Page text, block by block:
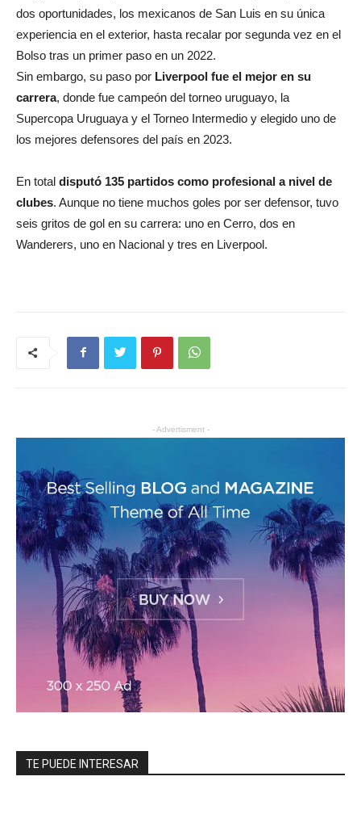
dos oportunidades, los mexicanos de San Luis en su única
experiencia en el exterior, hasta recalar por segunda vez en el
Bolso tras un primer paso en un 2022.
Sin embargo, su paso por Liverpool fue el mejor en su
carrera, donde fue campeón del torneo uruguayo, la
Supercopa Uruguaya y el Torneo Intermedio y elegido uno de
los mejores defensores del país en 2023.
En total disputó 135 partidos como profesional a nivel de
clubes. Aunque no tiene muchos goles por ser defensor, tuvo
seis gritos de gol en su carrera: uno en Cerro, dos en
Wanderers, uno en Nacional y tres en Liverpool.
- Advertisment -
TE PUEDE INTERESAR